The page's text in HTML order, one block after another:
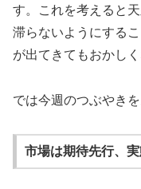
す。これを考えると
滞らないようにする
が出てきてもおかし
では今週のつぶやき
市場は期待先行、